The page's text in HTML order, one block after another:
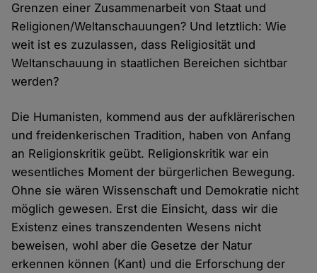
Grenzen einer Zusammenarbeit von Staat und
Religionen/Weltanschauungen? Und letztlich: Wie
weit ist es zuzulassen, dass Religiosität und
Weltanschauung in staatlichen Bereichen sichtbar
werden?
Die Humanisten, kommend aus der aufklärerischen
und freidenkerischen Tradition, haben von Anfang
an Religionskritik geübt. Religionskritik war ein
wesentliches Moment der bürgerlichen Bewegung.
Ohne sie wären Wissenschaft und Demokratie nicht
möglich gewesen. Erst die Einsicht, dass wir die
Existenz eines transzendenten Wesens nicht
beweisen, wohl aber die Gesetze der Natur
erkennen können (Kant) und die Erforschung der